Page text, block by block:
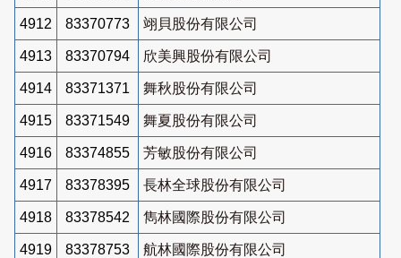
4912 83370773 翊貝股份有限公司
4913 83370794 欣美興股份有限公司
4914 83371371 舞秋股份有限公司
4915 83371549 舞夏股份有限公司
4916 83374855 芳敏股份有限公司
4917 83378395 長林全球股份有限公司
4918 83378542 雋林國際股份有限公司
4919 83378753 航林國際股份有限公司